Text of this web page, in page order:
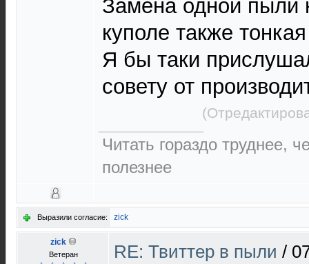
Замена одной пыли
куполе также
Я бы таки
совету от
Читать гораздо труднее,
полезнее
Выразили согласие: zick
zick
Ветеран RE: Твиттер в пыли /